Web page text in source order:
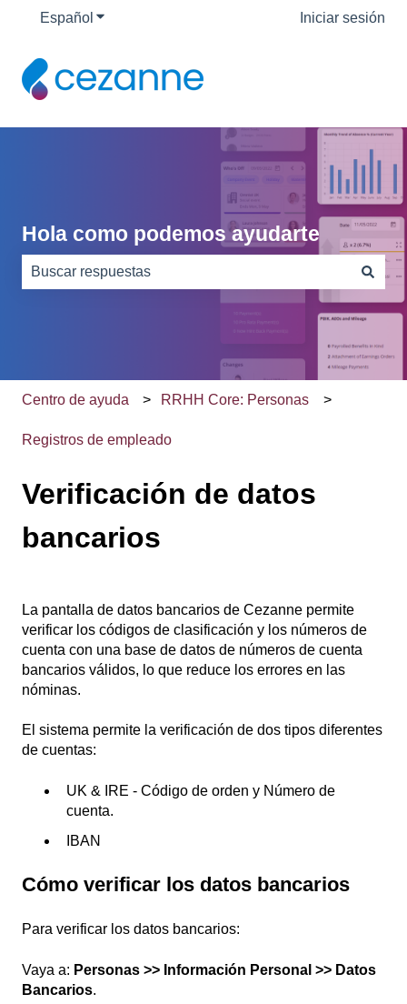
Español Traducciones de Mostrar submenú deIniciar sesión
Hola como podemos ayudarte
No hay sugerencias porque el campo de búsqueda
Centro de ayuda RRHH Core: Personas
Registros de empleado
Verificación de datos
bancarios
La pantalla de datos bancarios de Cezanne permite
verificar los códigos de clasificación y los números de
cuenta con una base de datos de números de cuenta
bancarios válidos, lo que reduce los errores en las
nóminas.
El sistema permite la verificación de dos tipos diferentes
de cuentas:
UK & IRE - Código de orden y Número de
cuenta.
IBAN
Cómo verificar los datos bancarios
Para verificar los datos bancarios:
Vaya a: Personas >> Información Personal >> Datos
Bancarios.